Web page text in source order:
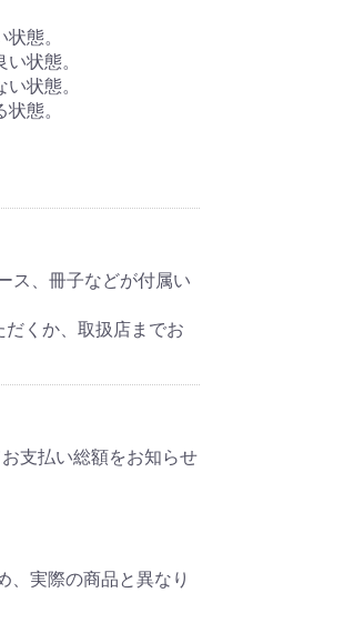
態。
状態。
状態。
態。
ス、冊子などが付属い
くか、取扱店までお
支払い総額をお知らせ
、実際の商品と異なり